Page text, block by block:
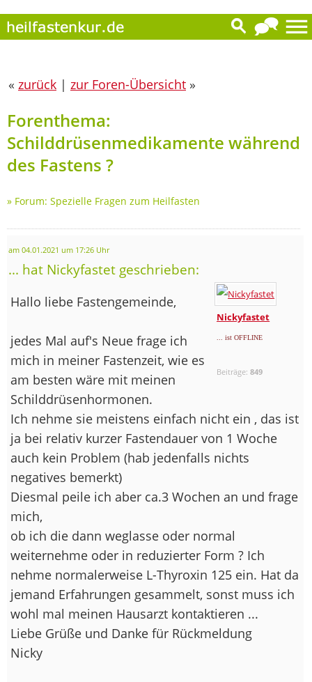
« zurück | zur Foren-Übersicht »
Forenthema:
Schilddrüsenmedikamente während
des Fastens ?
» Forum: Spezielle Fragen zum Heilfasten
am 04.01.2021 um 17:26 Uhr
... hat Nickyfastet geschrieben:
Nickyfastet
... ist OFFLINE
Beiträge:849
Hallo liebe Fastengemeinde,
jedes Mal auf's Neue frage ich
mich in meiner Fastenzeit, wie es
am besten wäre mit meinen
Schilddrüsenhormonen.
Ich nehme sie meistens einfach nicht ein , das ist
ja bei relativ kurzer Fastendauer von 1 Woche
auch kein Problem (hab jedenfalls nichts
negatives bemerkt)
Diesmal peile ich aber ca.3 Wochen an und frage
mich,
ob ich die dann weglasse oder normal
weiternehme oder in reduzierter Form ? Ich
nehme normalerweise L-Thyroxin 125 ein. Hat da
jemand Erfahrungen gesammelt, sonst muss ich
wohl mal meinen Hausarzt kontaktieren ...
Liebe Grüße und Danke für Rückmeldung
Nicky